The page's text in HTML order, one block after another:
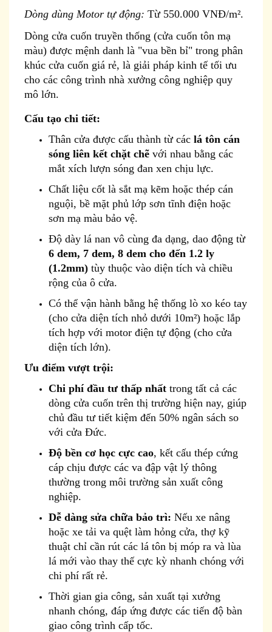
Dòng dùng Motor tự động: Từ 550.000 VNĐ/m².
Dòng cửa cuốn truyền thống (cửa cuốn tôn mạ
màu) được mệnh danh là "vua bền bỉ" trong phân
khúc cửa cuốn giá rẻ, là giải pháp kinh tế tối ưu
cho các công trình nhà xưởng công nghiệp quy
mô lớn.
Cấu tạo chi tiết:
Thân cửa được cấu thành từ các lá tôn cán
sóng liên kết chặt chẽ với nhau bằng các
mắt xích lượn sóng đan xen chịu lực.
Chất liệu cốt là sắt mạ kẽm hoặc thép cán
nguội, bề mặt phủ lớp sơn tĩnh điện hoặc
sơn mạ màu bảo vệ.
Độ dày lá nan vô cùng đa dạng, dao động từ
6 dem, 7 dem, 8 dem cho đến 1.2 ly
(1.2mm) tùy thuộc vào diện tích và chiều
rộng của ô cửa.
Có thể vận hành bằng hệ thống lò xo kéo tay
(cho cửa diện tích nhỏ dưới 10m²) hoặc lắp
tích hợp với motor điện tự động (cho cửa
diện tích lớn).
Ưu điểm vượt trội:
Chi phí đầu tư thấp nhất trong tất cả các
dòng cửa cuốn trên thị trường hiện nay, giúp
chủ đầu tư tiết kiệm đến 50% ngân sách so
với cửa Đức.
Độ bền cơ học cực cao, kết cấu thép cứng
cáp chịu được các va đập vật lý thông
thường trong môi trường sản xuất công
nghiệp.
Dễ dàng sửa chữa bảo trì: Nếu xe nâng
hoặc xe tải va quệt làm hỏng cửa, thợ kỹ
thuật chỉ cần rút các lá tôn bị móp ra và lùa
lá mới vào thay thế cực kỳ nhanh chóng với
chi phí rất rẻ.
Thời gian gia công, sản xuất tại xưởng
nhanh chóng, đáp ứng được các tiến độ bàn
giao công trình cấp tốc.